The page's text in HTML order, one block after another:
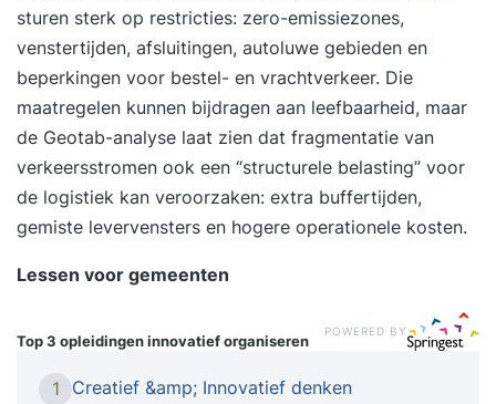
sturen sterk op restricties: zero-emissiezones,
venstertijden, afsluitingen, autoluwe gebieden en
beperkingen voor bestel- en vrachtverkeer. Die
maatregelen kunnen bijdragen aan leefbaarheid, maar
de Geotab-analyse laat zien dat fragmentatie van
verkeersstromen ook een “structurele belasting” voor
de logistiek kan veroorzaken: extra buffertijden,
gemiste levervensters en hogere operationele kosten.
Lessen voor gemeenten
Top 3 opleidingeninnovatief organiseren
POWERED BY
1
Creatief &amp; Innovatief denken